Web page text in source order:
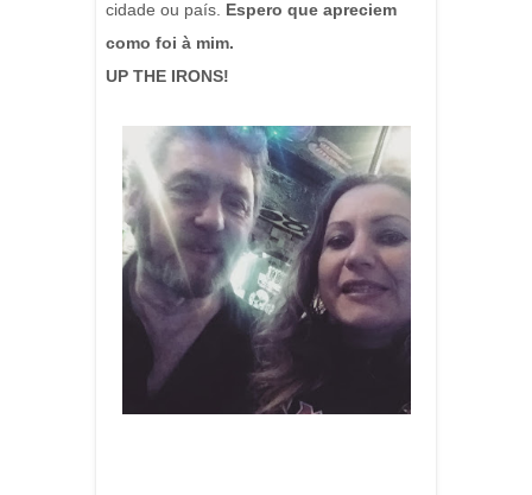
cidade ou país. Espero que apreciem
como foi à mim.
UP THE IRONS!